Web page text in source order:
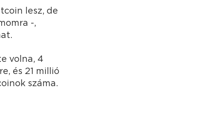
lesz, de
-,
volna, 4
és 21 millió
száma.